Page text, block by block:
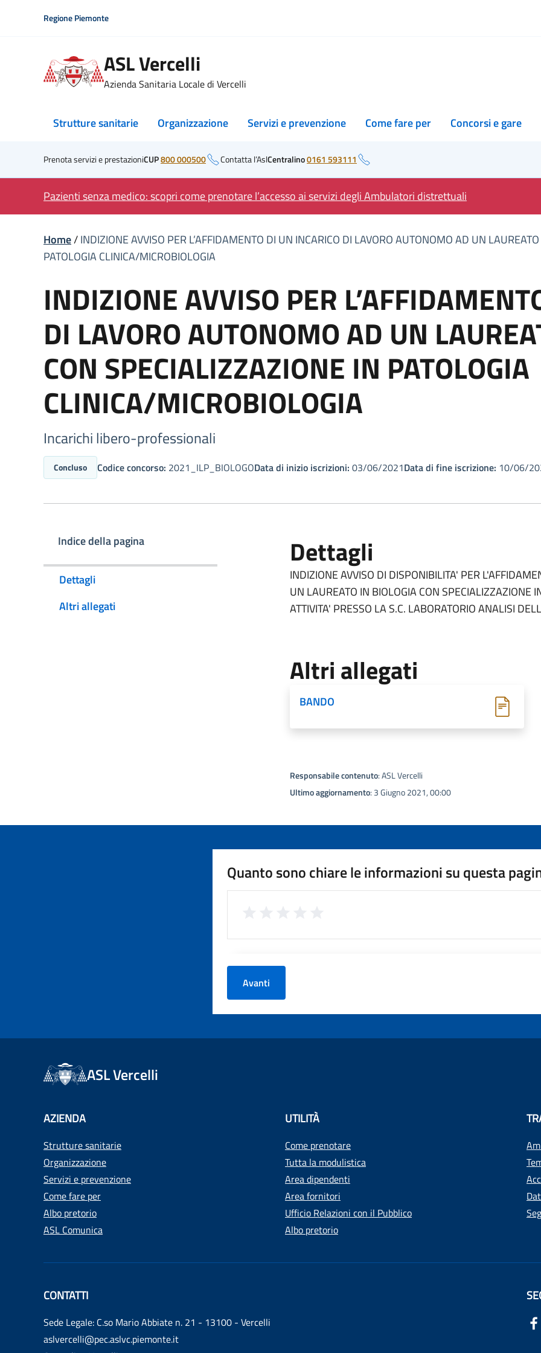
Regione Piemonte
ASL Vercelli
Azienda Sanitaria Locale di Vercelli
Strutture sanitarie Organizzazione Servizi e prevenzione Come fare per Concorsi e gare
Prenota servizi e prestazioniCUP800 000500 Contatta l’AslCentralino0161 593111
Pazienti senza medico: scopri come prenotare l’accesso ai servizi degli Ambulatori distrettuali
Home/INDIZIONE AVVISO PER L’AFFIDAMENTO DI UN INCARICO DI LAVORO AUTONOMO AD UN
PATOLOGIA CLINICA/MICROBIOLOGIA
INDIZIONE AVVISO PER
DI LAVORO AUTONOMO AD UN
CON SPECIALIZZAZIONE IN PATOLOGIA
CLINICA/MICROBIOLOGIA
Incarichi libero-professionali
Concluso Codice concorso: 2021_ILP_BIOLOGOData di inizio iscrizioni: 03/06/2021Data di fine iscrizione: 10/06/
Indice della pagina
Dettagli
Altri allegati
Dettagli
INDIZIONE AVVISO DI DISPONIBILITA' PER
UN LAUREATO IN BIOLOGIA CON SPECIALIZZAZIONE
ATTIVITA' PRESSO LA S.C. LABORATORIO ANALISI
Altri allegati
BANDO
Responsabile contenuto: ASL Vercelli
Ultimo aggiornamento: 3 Giugno 2021, 00:00
Quanto sono chiare le informazioni su questa
Avanti
ASL Vercelli
AZIENDA
Strutture sanitarie
Organizzazione
Servizi e prevenzione
Come fare per
Albo pretorio
ASL Comunica
UTILITÀ
Come prenotare
Tutta la modulistica
Area dipendenti
Area fornitori
Ufficio Relazioni con il Pubblico
Albo pretorio
CONTATTI
Sede Legale: C.so Mario Abbiate n. 21 - 13100 - Vercelli
aslvercelli@pec.aslvc.piemonte.it